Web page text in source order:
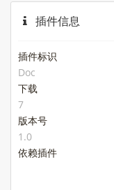
插件信息
插件标识
Doc
下载
7
版本号
1.0
依赖插件